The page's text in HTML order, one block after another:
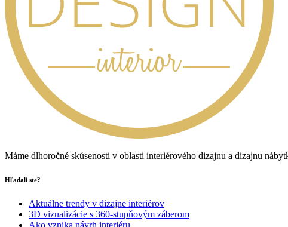
Máme dlhoročné skúsenosti v oblasti interiérového dizajnu a dizajnu
Hľadali ste?
Aktuálne trendy v dizajne interiérov
3D vizualizácie s 360-stupňovým záberom
Ako vznika návrh interiéru